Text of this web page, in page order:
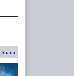
Shana